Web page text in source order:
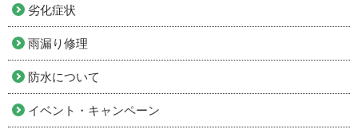
劣化症状
雨漏り修理
防水について
イベント・キャンペーン